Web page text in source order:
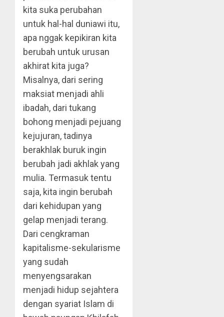
kita suka perubahan
untuk hal-hal duniawi itu,
apa nggak kepikiran kita
berubah untuk urusan
akhirat kita juga?
Misalnya, dari sering
maksiat menjadi ahli
ibadah, dari tukang
bohong menjadi pejuang
kejujuran, tadinya
berakhlak buruk ingin
berubah jadi akhlak yang
mulia. Termasuk tentu
saja, kita ingin berubah
dari kehidupan yang
gelap menjadi terang.
Dari cengkraman
kapitalisme-sekularisme
yang sudah
menyengsarakan
menjadi hidup sejahtera
dengan syariat Islam di